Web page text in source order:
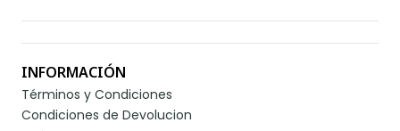
INFORMACIÓN
Términos y Condiciones
Condiciones de Devolucion